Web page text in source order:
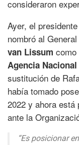
consideraron
Ayer, el presidente
nombró al
van Lissum
Agencia
sustitución de
había tomado
2022 y ahora está
ante la
“Es posicionar